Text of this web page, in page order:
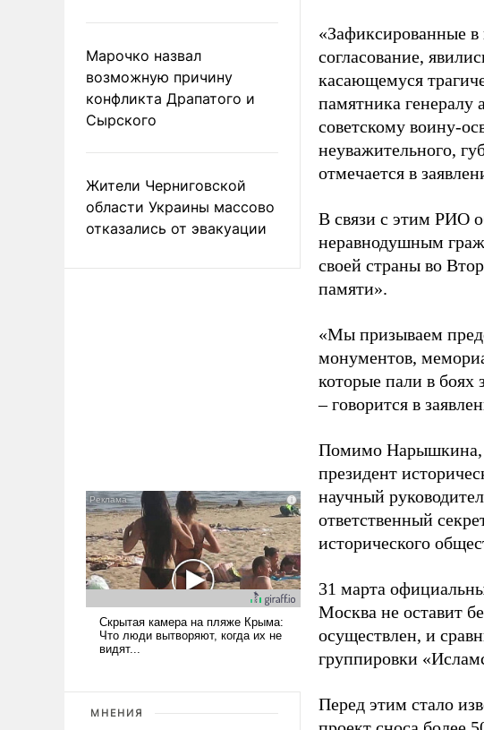
Марочко назвал
возможную причину
конфликта Драпатого и
Сырского
Жители Черниговской
области Украины массово
отказались от эвакуации
МНЕНИЯ
«Зафиксированные
согласование,
касающемуся
памятника
советскому воину-
неуважительного,
отмечается в
В связи с этим РИО
неравнодушным
своей страны во
памяти».
«Мы призываем
монументов,
которые пали в боях
– говорится в
Помимо Нарышкина,
президент
научный
ответственный
исторического
31 марта
Москва не оставит
осуществлен, и
группировки
Перед этим стало